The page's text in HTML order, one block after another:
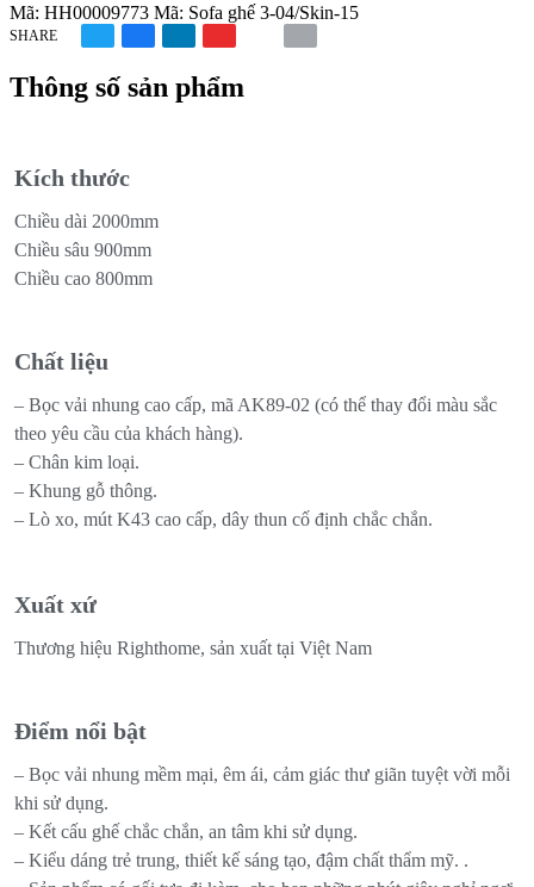
Mã: HH00009773 Mã: Sofa ghế 3-04/Skin-15
SHARE
Thông số sản phẩm
Kích thước
Chiều dài 2000mm
Chiều sâu 900mm
Chiều cao 800mm
Chất liệu
– Bọc vải nhung cao cấp, mã AK89-02 (có thể thay đổi màu sắc
theo yêu cầu của khách hàng).
– Chân kim loại.
– Khung gỗ thông.
– Lò xo, mút K43 cao cấp, dây thun cố định chắc chắn.
Xuất xứ
Thương hiệu Righthome, sản xuất tại Việt Nam
Điểm nổi bật
– Bọc vải nhung mềm mại, êm ái, cảm giác thư giãn tuyệt vời mỗi
khi sử dụng.
– Kết cấu ghế chắc chắn, an tâm khi sử dụng.
– Kiểu dáng trẻ trung, thiết kế sáng tạo, đậm chất thẩm mỹ. .